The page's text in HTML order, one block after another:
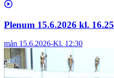
Plenum 15.6.2026 kl. 16.25
mån 15.6.2026-Kl. 12:30